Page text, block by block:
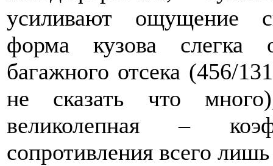
усиливают ощущение
форма кузова слегка
багажного отсека (456/
не сказать что
великолепная –
сопротивления всего